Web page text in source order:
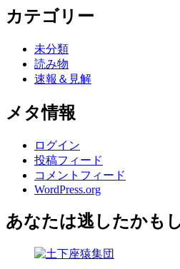
ご
覧
く
だ
さ
い
カテゴリー
未分類
読み物
速報＆見解
メタ情報
ログイン
投稿フィード
コメントフィード
WordPress.org
あなたは逃したかも